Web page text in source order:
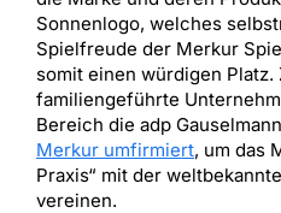
Sonnenlogo, welches
Spielfreude der Merkur
somit einen würdigen Platz.
familiengeführte
Bereich die adp
Merkur umfirmiert, um das
Praxis“ mit der
vereinen.